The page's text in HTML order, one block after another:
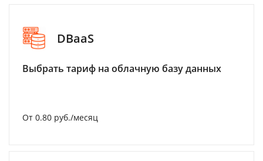
DBaaS
Выбрать тариф на облачную базу данных
От 0.80 руб./месяц